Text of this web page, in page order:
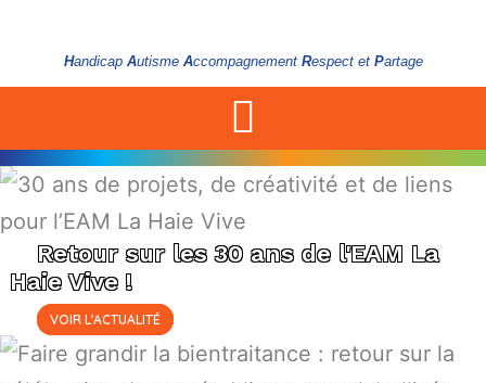
Handicap Autisme Accompagnement Respect et Partage
Retour sur les 30 ans de l'EAM La
Haie Vive !
VOIR L'ACTUALITÉ